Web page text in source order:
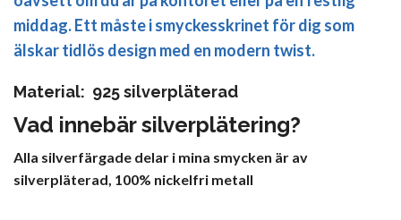
middag. Ett måste i smyckesskrinet för dig som
älskar tidlös design med en modern twist.
Material: 925 silverpläterad
Vad innebär silverplätering?
Alla silverfärgade delar i mina smycken är av
silverpläterad, 100% nickelfri metall